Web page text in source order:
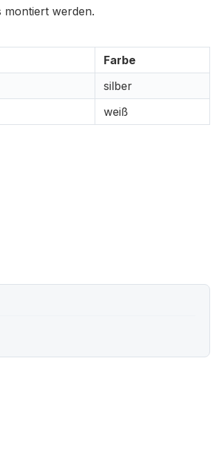
montiert werden.
Farbe
silber
weiß